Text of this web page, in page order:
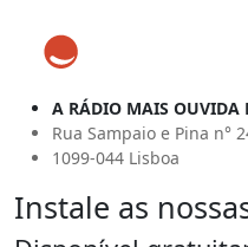
A RÁDIO MAIS OUVIDA
Rua Sampaio e Pina n°
1099-044 Lisboa
Instale as